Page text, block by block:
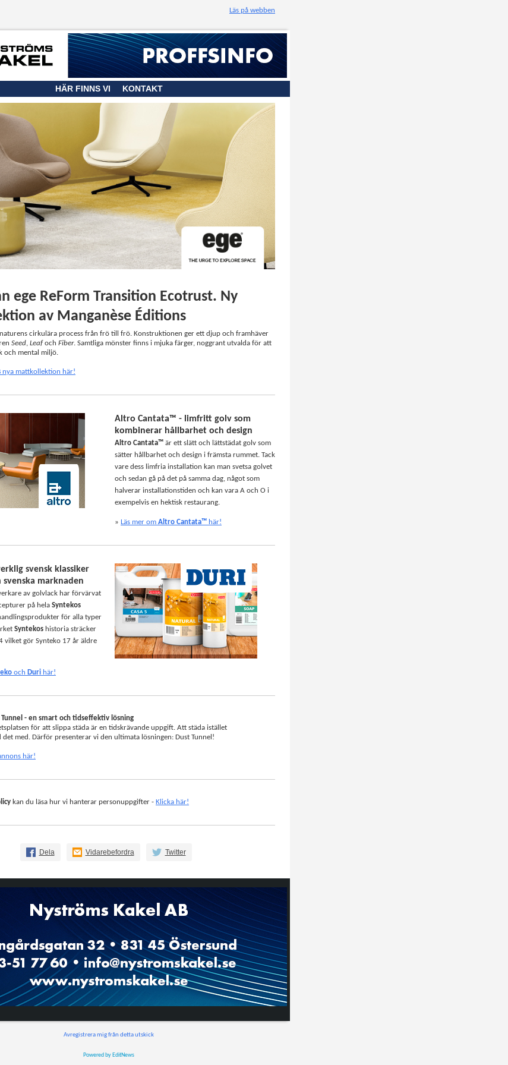
Läs på webben
HÄR FINNS VI KONTAKT
ege ReForm Transition Ecotrust. Ny
av Manganèse Éditions
cirkulära process från frö till frö. Konstruktionen ger ett djup och framhäver
Seed, Leafoch Fiber. Samtliga mönster finns i mjuka färger, noggrant utvalda för att
och mental miljö.
nya mattkollektion här!
Altro Cantata™ - limfritt golv som
kombinerar hållbarhet och design
Altro Cantata™ är ett slätt och lättstädat golv som
sätter hållbarhet och design i främsta rummet. Tack
vare dess limfria installation kan man svetsa golvet
och sedan gå på det på samma dag, något som
halverar installationstiden och kan vara A och O i
exempelvis en hektisk restaurang.
» Läs mer om Altro Cantata™ här!
svensk klassiker
svenska marknaden
av golvlack har förvärvat
på hela Syntekos
för alla typer
Syntekos historia sträcker
vilket gör Synteko 17 år äldre
och Duri här!
Tunnel - en smart och tidseffektiv lösning
för att slippa städa är en tidskrävande uppgift. Att städa istället
med. Därför presenterar vi den ultimata lösningen: Dust Tunnel!
här!
kan du läsa hur vi hanterar personuppgifter - Klicka här!
Dela Vidarebefordra Twitter
Avregistrera mig från detta utskick
Powered by EditNews